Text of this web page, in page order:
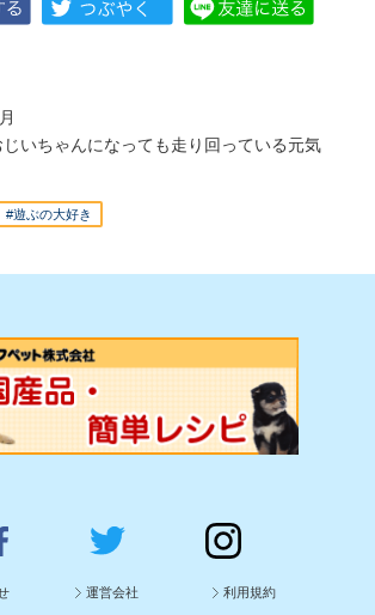
いちゃんになっても走り回っている元気
#遊ぶの大好き
運営会社 利用規約